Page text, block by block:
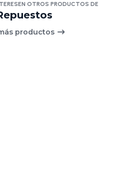
OTROS PRODUCTOS DE
productos